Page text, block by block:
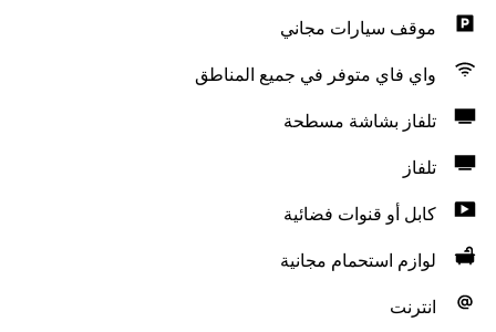
موقف سيارات مجاني
واي فاي متوفر في جميع المناطق
تلفاز بشاشة مسطحة
تلفاز
كابل أو قنوات فضائية
لوازم استحمام مجانية
انترنت